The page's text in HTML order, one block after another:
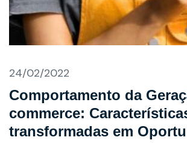
24/02/2022
Comportamento da
commerce:
transformadas em